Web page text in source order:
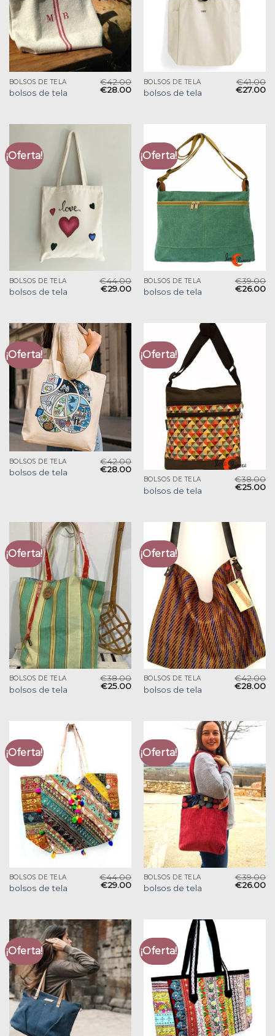
BOLSOS DE TELA
bolsos de tela
€42.00
€28.00
BOLSOS DE TELA
bolsos de tela
€41.00
€27.00
¡Oferta!
BOLSOS DE TELA
bolsos de tela
€44.00
€29.00
¡Oferta!
BOLSOS DE TELA
bolsos de tela
€39.00
€26.00
¡Oferta!
BOLSOS DE TELA
bolsos de tela
€42.00
€28.00
¡Oferta!
BOLSOS DE TELA
bolsos de tela
€38.00
€25.00
¡Oferta!
BOLSOS DE TELA
bolsos de tela
€38.00
€25.00
¡Oferta!
BOLSOS DE TELA
bolsos de tela
€42.00
€28.00
¡Oferta!
BOLSOS DE TELA
bolsos de tela
€44.00
€29.00
¡Oferta!
BOLSOS DE TELA
bolsos de tela
€39.00
€26.00
¡Oferta! ¡Oferta!